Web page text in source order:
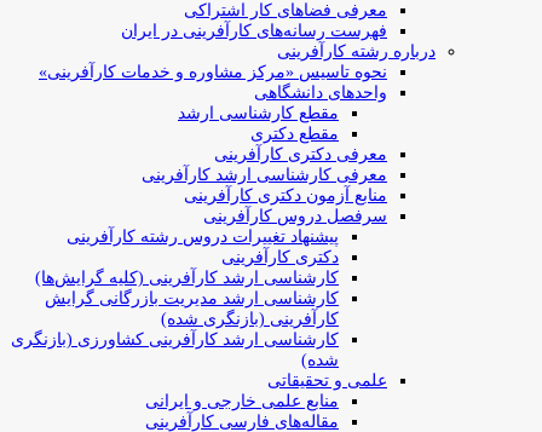
معرفی فضاهای کار اشتراکی
فهرست رسانه‌های کارآفرینی در ایران
درباره رشته کارآفرینی
نحوه تاسیس «مرکز مشاوره و خدمات کارآفرینی»
واحدهای دانشگاهی
مقطع کارشناسی ارشد
مقطع دکتری
معرفی دکتری کارآفرینی
معرفی کارشناسی ارشد کارآفرینی
منابع آزمون دکتری کارآفرینی
سرفصل دروس کارآفرینی
پیشنهاد تغییرات دروس رشته کارآفرینی
دکتری کارآفرینی
کارشناسی ارشد کارآفرینی (کلیه گرایش‌ها)
کارشناسی ارشد مدیریت بازرگانی گرایش
کارآفرینی (بازنگری شده)
کارشناسی ارشد کارآفرینی کشاورزی (بازنگری
شده)
علمی و تحقیقاتی
منابع علمی خارجی و ایرانی
مقاله‌های فارسی کارآفرینی